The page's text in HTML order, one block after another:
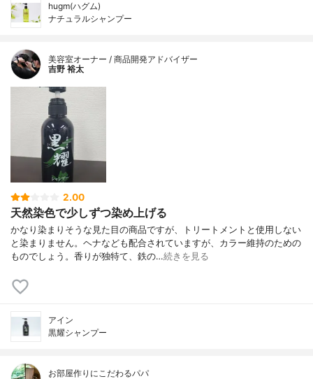
hugm(ハグム)
ナチュラルシャンプー
美容室オーナー / 商品開発アドバイザー
吉野 裕太
2.00
天然染色で少しずつ染め上げる
かなり染まりそうな見た目の商品ですが、トリートメントと使用しない
と染まりません。ヘナなども配合されていますが、カラー維持のための
ものでしょう。香りが独特て、鉄の…続きを見る
アイン
黒耀シャンプー
お部屋作りにこだわるパパ